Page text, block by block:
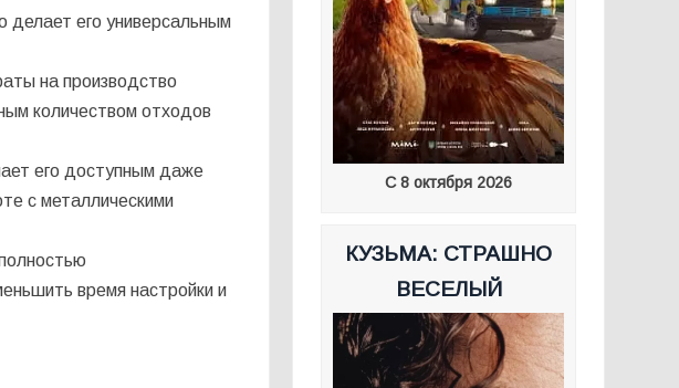
делает его универсальным
на производство
количеством отходов
его доступным даже
с металлическими
время настройки и
С 8 октября 2026
КУЗЬМА: СТРАШНО
ВЕСЕЛЫЙ